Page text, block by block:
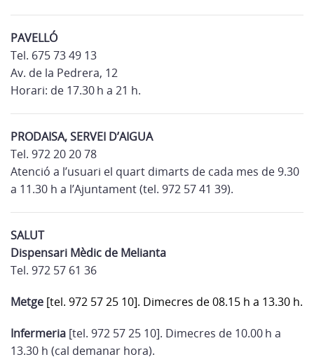
PAVELLÓ
Tel. 675 73 49 13
Av. de la Pedrera, 12
Horari: de 17.30 h a 21 h.
PRODAISA, SERVEI D’AIGUA
Tel. 972 20 20 78
Atenció a l’usuari el quart dimarts de cada mes de 9.30
a 11.30 h a l’Ajuntament (tel. 972 57 41 39).
SALUT
Dispensari Mèdic de Melianta
Tel. 972 57 61 36
Metge [tel. 972 57 25 10]. Dimecres de 08.15 h a 13.30 h.
Infermeria [tel. 972 57 25 10]. Dimecres de 10.00 h a
13.30 h (cal demanar hora).